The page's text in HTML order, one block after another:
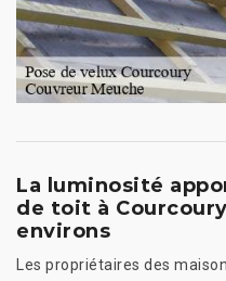
La luminosité
de toit à
environs
Les propriétaires des